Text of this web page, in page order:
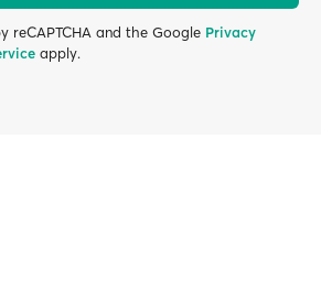
reCAPTCHA and the Google Privacy
apply.